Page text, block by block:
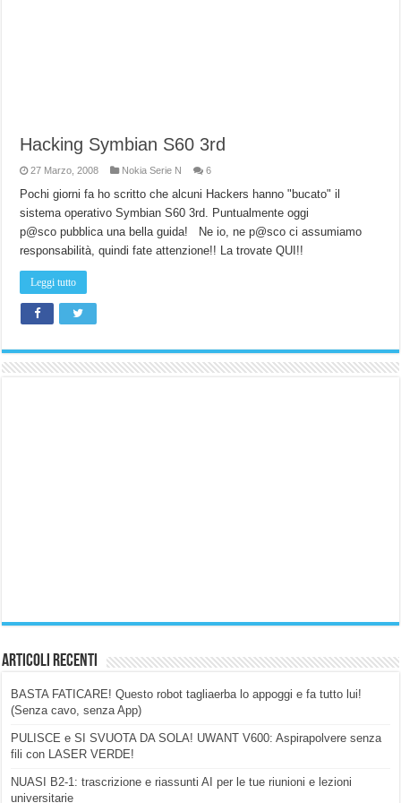
Hacking Symbian S60 3rd
27 Marzo, 2008 Nokia Serie N 6
Pochi giorni fa ho scritto che alcuni Hackers hanno "bucato" il
sistema operativo Symbian S60 3rd. Puntualmente oggi
p@sco pubblica una bella guida! Ne io, ne p@sco ci assumiamo
responsabilità, quindi fate attenzione!! La trovate QUI!!
Leggi tutto
Articoli Recenti
BASTA FATICARE! Questo robot tagliaerba lo appoggi e fa tutto lui!
(Senza cavo, senza App)
PULISCE e SI SVUOTA DA SOLA! UWANT V600: Aspirapolvere senza
fili con LASER VERDE!
NUASI B2-1: trascrizione e riassunti AI per le tue riunioni e lezioni
universitarie